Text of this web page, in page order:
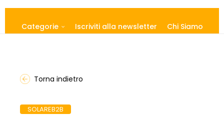
Categorie Iscriviti alla newsletter Chi Siamo
Torna indietro
SOLAREB2B